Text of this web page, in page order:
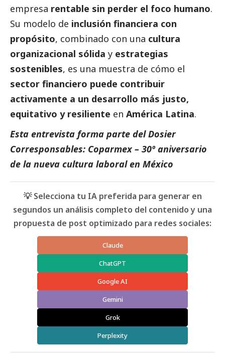
empresa rentable sin perder el foco humano.
Su modelo de inclusión financiera con
propósito, combinado con una cultura
organizacional sólida y estrategias
sostenibles, es una muestra de cómo el
sector financiero puede contribuir
activamente a un desarrollo más justo,
equitativo y resiliente en América Latina.
Esta entrevista forma parte del Dosier
Corresponsables: Coparmex – 30º aniversario
de la nueva cultura laboral en México
💡 Selecciona tu IA preferida para generar en
segundos un análisis completo del contenido y una
propuesta de post optimizado para redes sociales:
Claude
ChatGPT
Google AI
Gemini
Grok
Perplexity